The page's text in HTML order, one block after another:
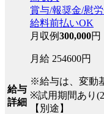
給与
詳細
賞与/報奨金/慰
給料前払いOK
月収例300,000円
月給 254600円
※給与は、変動
※試用期間あり
【別途】